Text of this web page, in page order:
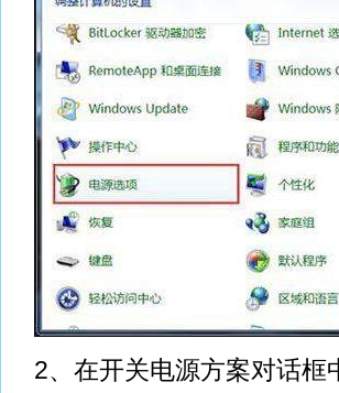
2、在开关电源方案对话框